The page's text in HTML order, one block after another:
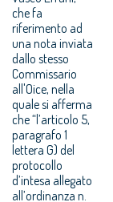
che fa
riferimento ad
una nota inviata
dallo stesso
Commissario
all'Oice, nella
quale si afferma
che “l’articolo 5,
paragrafo 1
lettera G) del
protocollo
d’intesa allegato
all’ordinanza n.